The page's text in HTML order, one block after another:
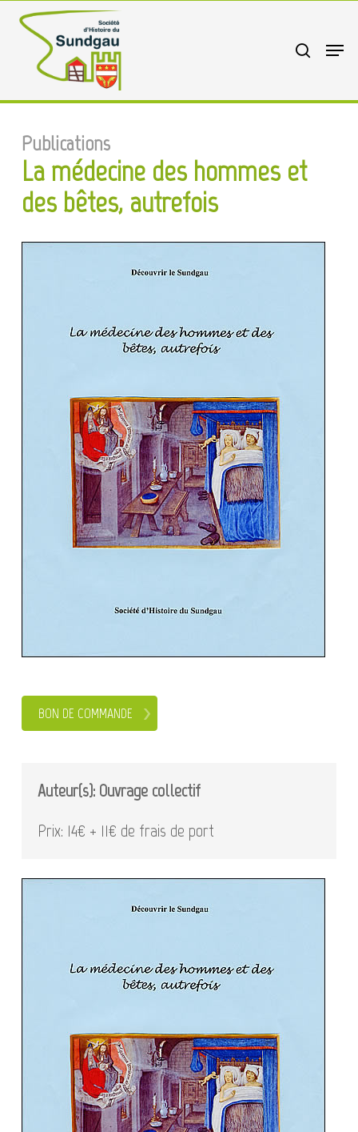
Skip
Menu
Publications
La médecine des hommes et
des bêtes, autrefois
BON DE COMMANDE
Auteur(s): Ouvrage collectif
Prix: 14€ + 11€ de frais de port